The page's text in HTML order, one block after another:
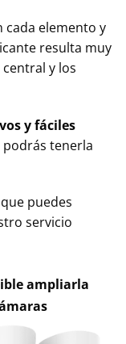
cada elemento y
resulta muy
y los
y fáciles
tenerla
puedes
servicio
ampliarla